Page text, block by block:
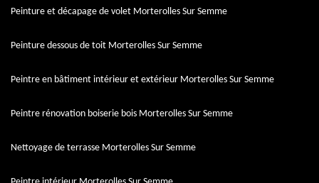
Peinture et décapage de volet Morterolles Sur Semme
Peinture dessous de toit Morterolles Sur Semme
Peintre en bâtiment intérieur et extérieur Morterolles Sur Semme
Peintre rénovation boiserie bois Morterolles Sur Semme
Nettoyage de terrasse Morterolles Sur Semme